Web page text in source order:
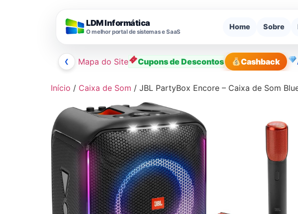
LDM Informática
O melhor portal de sistemas e SaaS
Home Sobre
❮ Mapa do Site Cupons de Descontos Cashback
Início / Caixa de Som / JBL PartyBox Encore – Caixa de Som